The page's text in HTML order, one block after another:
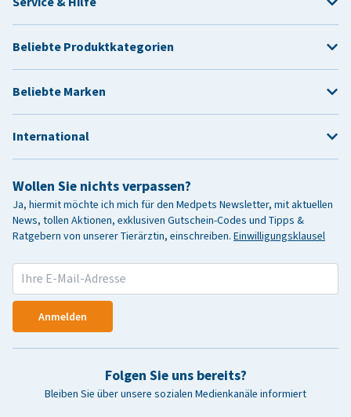
Wollen Sie nichts verpassen?
Ja, hiermit möchte ich mich für den Medpets Newsletter, mit aktuellen
News, tollen Aktionen, exklusiven Gutschein-Codes und Tipps &
Ratgebern von unserer Tierärztin, einschreiben. Einwilligungsklausel
Anmelden
Folgen Sie uns bereits?
Bleiben Sie über unsere sozialen Medienkanäle informiert
Beliebte Produktkategorien
Beliebte Marken
International